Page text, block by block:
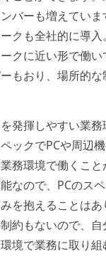
バーも増えていま
クも全社的に導入
クに近い形で働
もおり、場所的
発揮しやすい業務
ックでPCや周辺
務環境で働くこ
なので、PCのス
を抱えることはあ
約もないので、
境で業務に取り組